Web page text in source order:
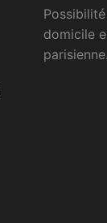
Possibilité
domicile
parisienne.